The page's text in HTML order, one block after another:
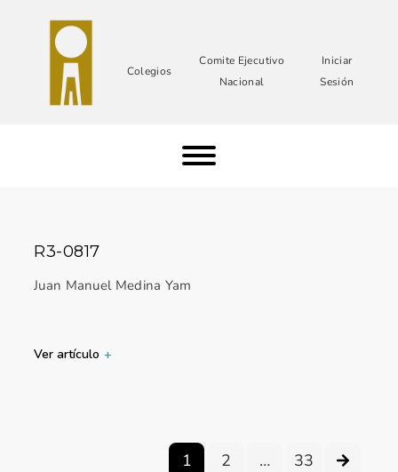
Colegios
Comite Ejecutivo
Nacional
Iniciar
Sesión
R3-0817
Juan Manuel Medina Yam
Ver artículo +
1 2 … 33